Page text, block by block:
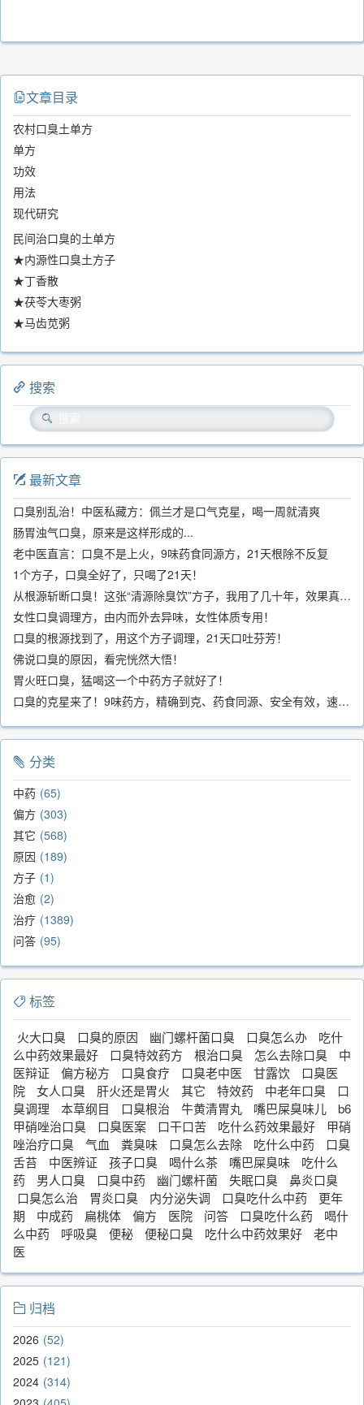
文章目录
农村口臭土单方
单方
功效
用法
现代研究
民间治口臭的土单方
★内源性口臭土方子
★丁香散
★茯苓大枣粥
★马齿苋粥
搜索
最新文章
口臭别乱治！中医私藏方：佩兰才是口气克星，喝一周就清爽
肠胃浊气口臭，原来是这样形成的...
老中医直言：口臭不是上火，9味药食同源方，21天根除不反复
1个方子，口臭全好了，只喝了21天！
从根源斩断口臭！这张“清源除臭饮”方子，我用了几十年，效果真不错
女性口臭调理方，由内而外去异味，女性体质专用！
口臭的根源找到了，用这个方子调理，21天口吐芬芳！
佛说口臭的原因，看完恍然大悟！
胃火旺口臭，猛喝这一个中药方子就好了！
口臭的克星来了！9味药方，精确到克、药食同源、安全有效，速看！
分类
中药 65
偏方 303
其它 568
原因 189
方子 1
治愈 2
治疗 1389
问答 95
标签
火大口臭 口臭的原因 幽门螺杆菌口臭 口臭怎么办
吃什
么中药效果最好
口臭特效药方 根治口臭 怎么去除口臭
中
医辩证
偏方秘方 口臭食疗 口臭老中医 甘露饮
口臭医
院
女人口臭 肝火还是胃火 其它 特效药 中老年口臭
口
臭调理
本草纲目 口臭根治 牛黄清胃丸 嘴巴屎臭味儿
b6
甲硝唑治口臭
口臭医案 口干口苦 吃什么药效果最好
甲硝
唑治疗口臭
气血 粪臭味 口臭怎么去除 吃什么中药
口臭
舌苔
中医辨证 孩子口臭 喝什么茶 嘴巴屎臭味
吃什么
药
男人口臭 口臭中药 幽门螺杆菌 失眠口臭
鼻炎口臭
口臭怎么治
胃炎口臭 内分泌失调 口臭吃什么中药
更年
期
中成药 扁桃体 偏方 医院 问答 口臭吃什么药
喝什
么中药
呼吸臭 便秘 便秘口臭 吃什么中药效果好
老中
医
归档
2026 52
2025 121
2024 314